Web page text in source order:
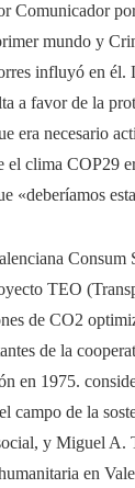
Comunicador
mundo y
influyó en él.
a favor de la
era necesario
el clima COP29
«deberíamos
Consum
TEO
de CO2
de la
en 1975.
campo de la
y Miguel A.
en